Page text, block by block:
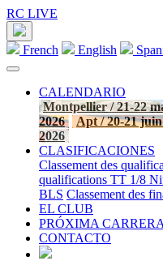
RC LIVE
French English
CALENDARIO
Montpellier / 21-22
2026
Apt / 20-21
2026
CLASIFICACIONES
Classement des
qualifications TT 1/8
BLS Classement des
EL CLUB
PRÓXIMA CARRERA
CONTACTO